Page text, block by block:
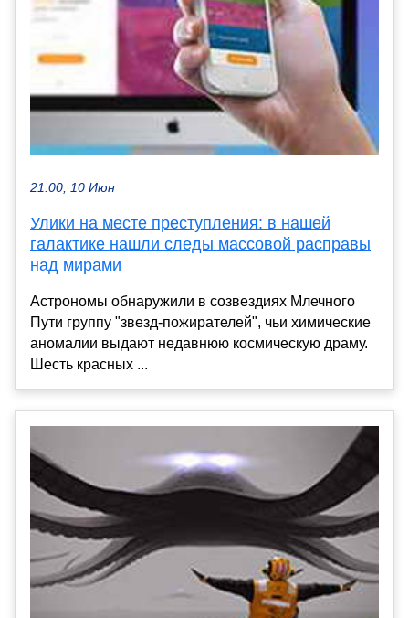
21:00, 10 Июн
Улики на месте преступления: в нашей
галактике нашли следы массовой расправы
над мирами
Астрономы обнаружили в созвездиях Млечного
Пути группу "звезд-пожирателей", чьи химические
аномалии выдают недавнюю космическую драму.
Шесть красных ...